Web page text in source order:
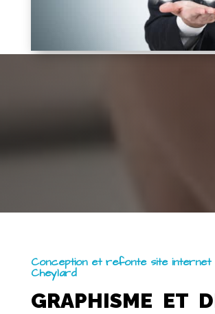
Conception et refonte site internet
Cheylard
GRAPHISME ET